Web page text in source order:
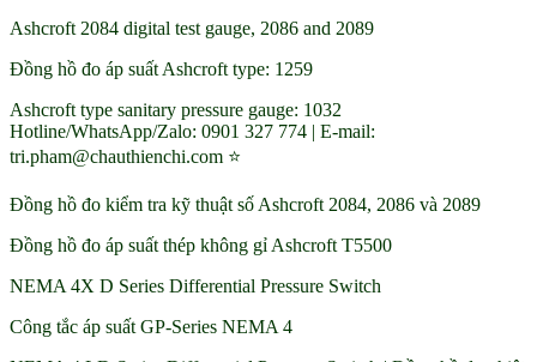
Ashcroft 2084 digital test gauge, 2086 and 2089
Đồng hồ đo áp suất Ashcroft type: 1259
Ashcroft type sanitary pressure gauge: 1032
Hotline/WhatsApp/Zalo: 0901 327 774 | E-mail:
tri.pham@chauthienchi.com ⭐
Đồng hồ đo kiểm tra kỹ thuật số Ashcroft 2084, 2086 và 2089
Đồng hồ đo áp suất thép không gỉ Ashcroft T5500
NEMA 4X D Series Differential Pressure Switch
Công tắc áp suất GP-Series NEMA 4